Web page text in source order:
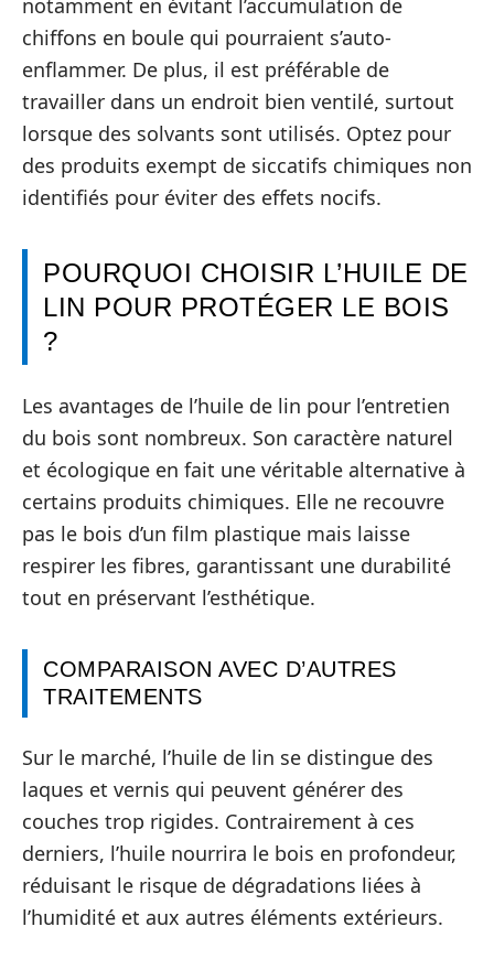
notamment en évitant l’accumulation de
chiffons en boule qui pourraient s’auto-
enflammer. De plus, il est préférable de
travailler dans un endroit bien ventilé, surtout
lorsque des solvants sont utilisés. Optez pour
des produits exempt de siccatifs chimiques non
identifiés pour éviter des effets nocifs.
POURQUOI CHOISIR L’HUILE DE
LIN POUR PROTÉGER LE BOIS
?
Les avantages de l’huile de lin pour l’entretien
du bois sont nombreux. Son caractère naturel
et écologique en fait une véritable alternative à
certains produits chimiques. Elle ne recouvre
pas le bois d’un film plastique mais laisse
respirer les fibres, garantissant une durabilité
tout en préservant l’esthétique.
COMPARAISON AVEC D’AUTRES
TRAITEMENTS
Sur le marché, l’huile de lin se distingue des
laques et vernis qui peuvent générer des
couches trop rigides. Contrairement à ces
derniers, l’huile nourrira le bois en profondeur,
réduisant le risque de dégradations liées à
l’humidité et aux autres éléments extérieurs.